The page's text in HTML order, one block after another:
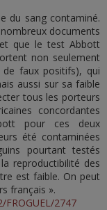
du sang contaminé.
documents
que le test Abbott
non seulement
de faux positifs), qui
aussi sur sa faible
tous les porteurs
concordantes
pour ces deux
été contaminées
pourtant testés
reproductibilité des
est faible. On peut
français ».
2747